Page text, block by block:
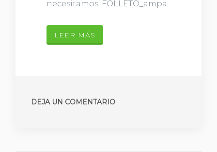
necesitamos. FOLLETO_ampa
LEER MÁS
DEJA UN COMENTARIO